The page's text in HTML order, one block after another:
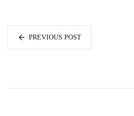
PREVIOUS POST